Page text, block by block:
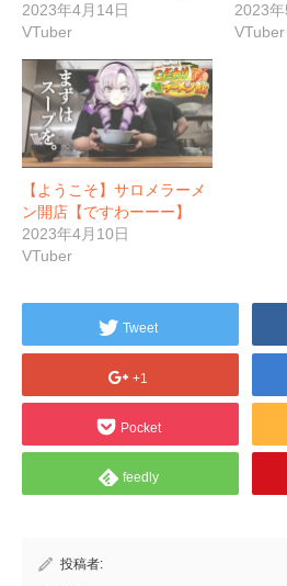
2023年4月14日
VTuber
2023
VTuber
【ようこそ】サロメラーメ
ン開店【ですわーーー】
2023年4月10日
VTuber
Tweet
+1
Pocket
feedly
投稿者: